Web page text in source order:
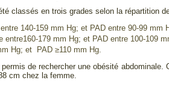
en trois grades selon la répartition de
140-159 mm Hg; et PAD entre 90-99 mm
entre160-179 mm Hg; et PAD entre 100-109
Hg; et PAD ≥110 mm Hg.
de rechercher une obésité abdominale.
cm chez la femme.